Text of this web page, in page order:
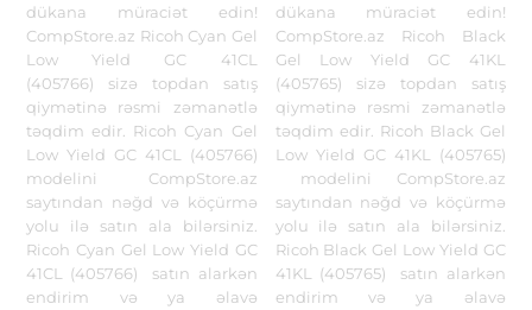
dükana müraciət edin!
CompStore.az Ricoh Cyan Gel
Low Yield GC 41CL
(405766) sizə topdan satış
qiymətinə rəsmi zəmanətlə
təqdim edir. Ricoh Cyan Gel
Low Yield GC 41CL (405766)
modelini CompStore.az
saytından nəğd və köçürmə
yolu ilə satın ala bilərsiniz.
Ricoh Cyan Gel Low Yield GC
41CL (405766) satın alarkən
endirim və ya əlavə
dükana müraciət edin!
CompStore.az Ricoh Black
Gel Low Yield GC 41KL
(405765) sizə topdan satış
qiymətinə rəsmi zəmanətlə
təqdim edir. Ricoh Black Gel
Low Yield GC 41KL (405765)
modelini CompStore.az
saytından nəğd və köçürmə
yolu ilə satın ala bilərsiniz.
Ricoh Black Gel Low Yield GC
41KL (405765) satın alarkən
endirim və ya əlavə